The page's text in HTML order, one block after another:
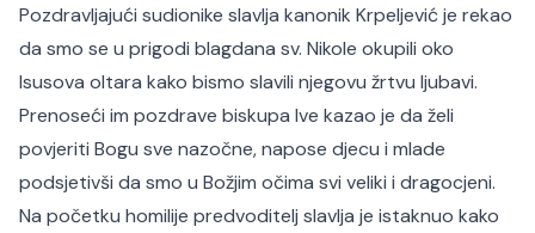
Pozdravljajući sudionike slavlja kanonik Krpeljević je rekao
da smo se u prigodi blagdana sv. Nikole okupili oko
Isusova oltara kako bismo slavili njegovu žrtvu ljubavi.
Prenoseći im pozdrave biskupa Ive kazao je da želi
povjeriti Bogu sve nazočne, napose djecu i mlade
podsjetivši da smo u Božjim očima svi veliki i dragocjeni.
Na početku homilije predvoditelj slavlja je istaknuo kako